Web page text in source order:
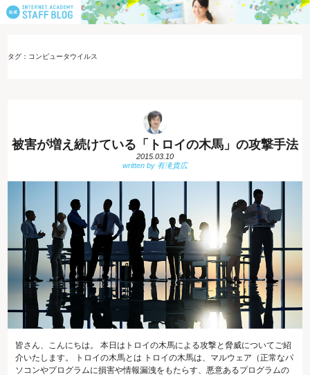
タグ：コンピュータウイルス
被害が増え続けている「トロイの木馬」の攻撃手法
2015.03.10
皆さん、こんにちは。 本日はトロイの木馬による攻撃と脅威についてご紹
介いたします。 トロイの木馬とは トロイの木馬は、マルウェア（正常なパ
ソコンやプログラムに損害や情報漏洩をもたらす、悪意あるプログラムの